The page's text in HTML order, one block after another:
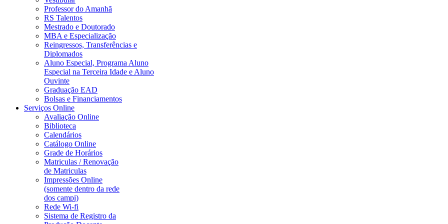
Professor do Amanhã
RS Talentos
Mestrado e Doutorado
MBA e Especialização
Reingressos, Transferências e
Diplomados
Aluno Especial, Programa Aluno
Especial na Terceira Idade e Aluno
Ouvinte
Graduação EAD
Bolsas e Financiamentos
Serviços Online
Avaliação Online
Biblioteca
Calendários
Catálogo Online
Grade de Horários
Matriculas / Renovação
de Matriculas
Impressões Online
(somente dentro da rede
dos campi)
Rede Wi-fi
Sistema de Registro da